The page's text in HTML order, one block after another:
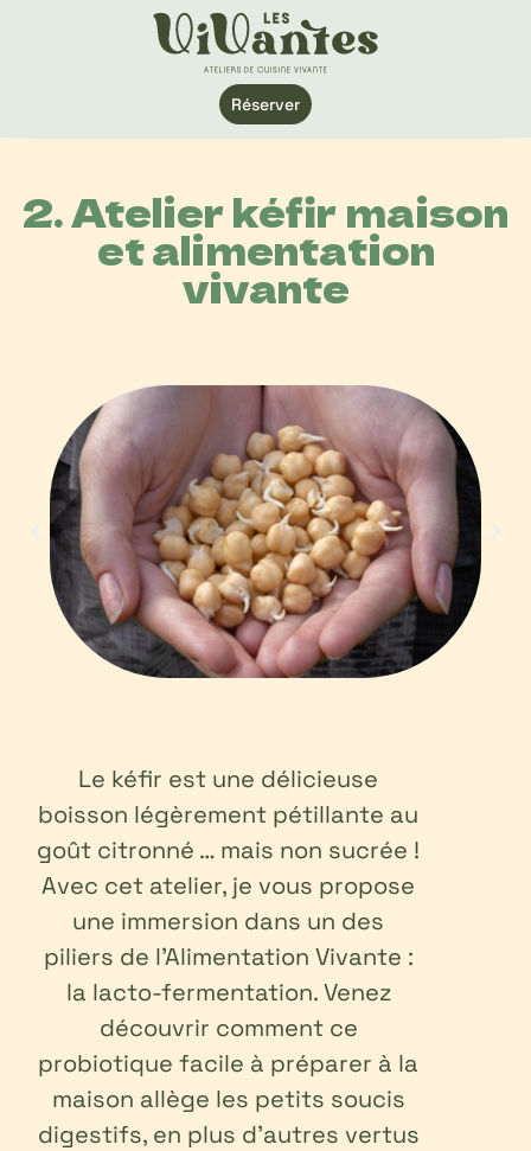
Réserver
2. Atelier kéfir maison
et alimentation
vivante
Le kéfir est une délicieuse
boisson légèrement pétillante au
goût citronné … mais non sucrée !
Avec cet atelier, je vous propose
une immersion dans un des
piliers de l’Alimentation Vivante :
la lacto-fermentation. Venez
découvrir comment ce
probiotique facile à préparer à la
maison allège les petits soucis
digestifs, en plus d’autres vertus